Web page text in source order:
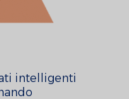
intelligenti